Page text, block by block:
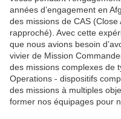
années d’engagement en
des missions de CAS
rapproché). Avec cette
que nous avions besoin
vivier de Mission
des missions complexes de
Operations - dispositifs
des missions à multiples
former nos équipages pour